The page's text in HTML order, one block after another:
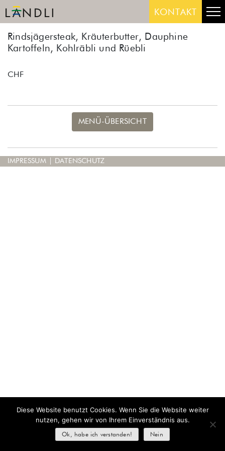
Skip
to
KONTAKT
Rindsjägersteak, Kräuterbutter, Dauphine
Kartoffeln, Kohlräbli und Rüebli
CHF
MENÜ-ÜBERSICHT
IMPRESSUM DATENSCHUTZ
Diese Website benutzt Cookies. Wenn Sie die Website weiter
nutzen, gehen wir von Ihrem Einverständnis aus.
Ok, habe ich verstanden! Nein